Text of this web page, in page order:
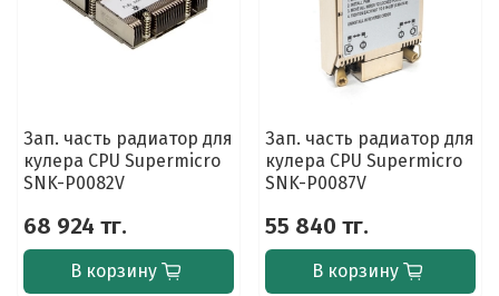
Зап. часть радиатор для
кулера CPU Supermicro
SNK-P0082V
68 924 тг.
В корзину
Зап. часть радиатор для
кулера CPU Supermicro
SNK-P0087V
55 840 тг.
В корзину